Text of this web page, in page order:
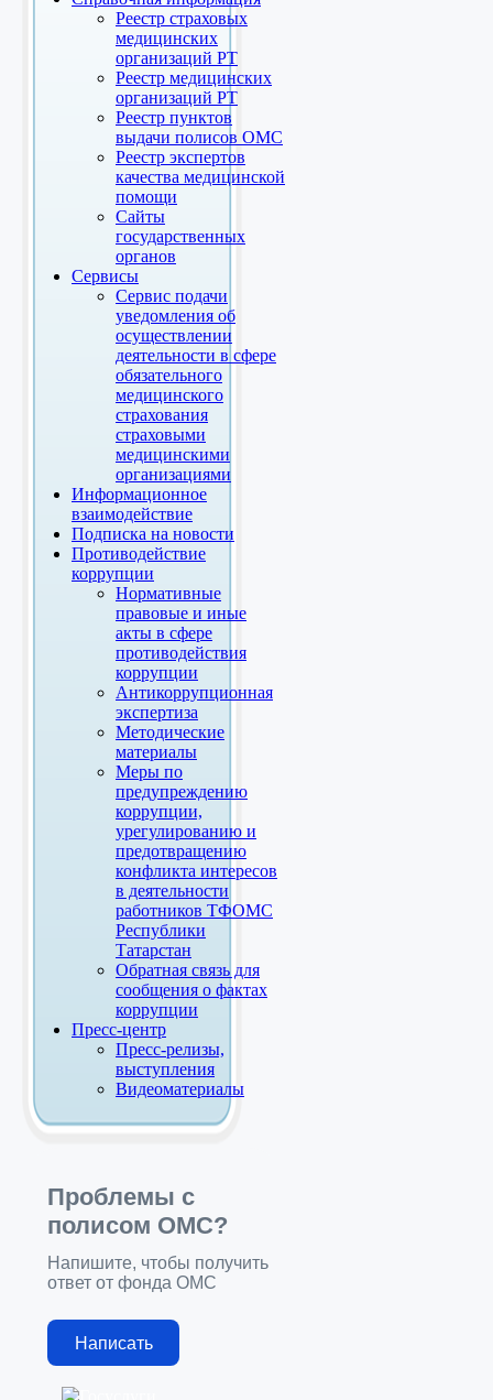
Реестр страховых
медицинских
организаций РТ
Реестр медицинских
организаций РТ
Реестр пунктов
выдачи полисов ОМС
Реестр экспертов
качества медицинской
помощи
Сайты
государственных
органов
Сервисы
Сервис подачи
уведомления об
осуществлении
деятельности в сфере
обязательного
медицинского
страхования
страховыми
медицинскими
организациями
Информационное
взаимодействие
Подписка на новости
Противодействие
коррупции
Нормативные
правовые и иные
акты в сфере
противодействия
коррупции
Антикоррупционная
экспертиза
Методические
материалы
Меры по
предупреждению
коррупции,
урегулированию и
предотвращению
конфликта интересов
в деятельности
работников ТФОМС
Республики
Татарстан
Обратная связь для
сообщения о фактах
коррупции
Пресс-центр
Пресс-релизы,
выступления
Видеоматериалы
Проблемы с
полисом ОМС?
Напишите, чтобы получить
ответ от фонда ОМС
Написать